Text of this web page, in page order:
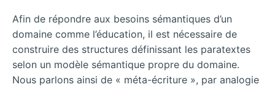
Afin de répondre aux besoins sémantiques d’un
domaine comme l’éducation, il est nécessaire de
construire des structures définissant les paratextes
selon un modèle sémantique propre du domaine.
Nous parlons ainsi de « méta-écriture », par analogie